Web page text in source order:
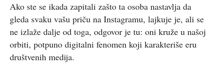
Ako ste se ikada zapitali zašto ta osoba nastavlja da
gleda svaku vašu priču na Instagramu, lajkuje je, ali se
ne izlaže dalje od toga, odgovor je tu: oni kruže u našoj
orbiti, potpuno digitalni fenomen koji karakteriše eru
društvenih medija.